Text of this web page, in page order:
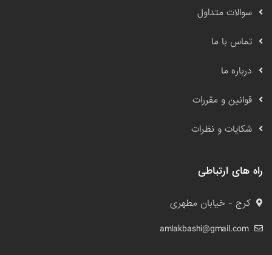
سوالات متداول
تماس با ما
درباره ما
قوانین و مقررات
شکایات و نظرات
راه های ارتباطی
کرج - خیابان مطهری
amlakbashi@gmail.com